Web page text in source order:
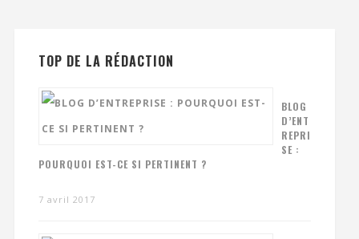
TOP DE LA RÉDACTION
BLOG
D’ENT
REPRI
SE :
POURQUOI EST-CE SI PERTINENT ?
7 avril 2017